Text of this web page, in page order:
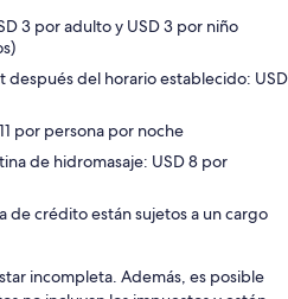
3 por adulto y USD 3 por niño
después del horario establecido: USD
por persona por noche
de hidromasaje: USD 8 por
de crédito están sujetos a un cargo
incompleta. Además, es posible